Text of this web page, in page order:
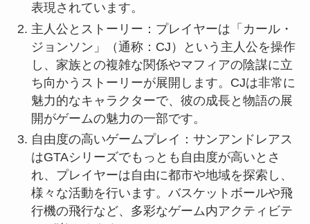
表現されています。
主人公とストーリー：プレイヤーは「カール・
ジョンソン」（通称：CJ）という主人公を操作
し、家族との複雑な関係やマフィアの陰謀に立
ち向かうストーリーが展開します。CJは非常に
魅力的なキャラクターで、彼の成長と物語の展
開がゲームの魅力の一部です。
自由度の高いゲームプレイ：サンアンドレアス
はGTAシリーズでもっとも自由度が高いとさ
れ、プレイヤーは自由に都市や地域を探索し、
様々な活動を行います。バスケットボールや飛
行機の飛行など、多彩なゲーム内アクティビテ